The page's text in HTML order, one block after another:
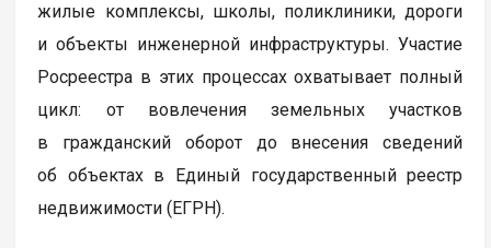
жилые комплексы, школы, поликлиники, дороги
и объекты инженерной инфраструктуры. Участие
Росреестра в этих процессах охватывает полный
цикл: от вовлечения земельных участков
в гражданский оборот до внесения сведений
об объектах в Единый государственный реестр
недвижимости (ЕГРН).